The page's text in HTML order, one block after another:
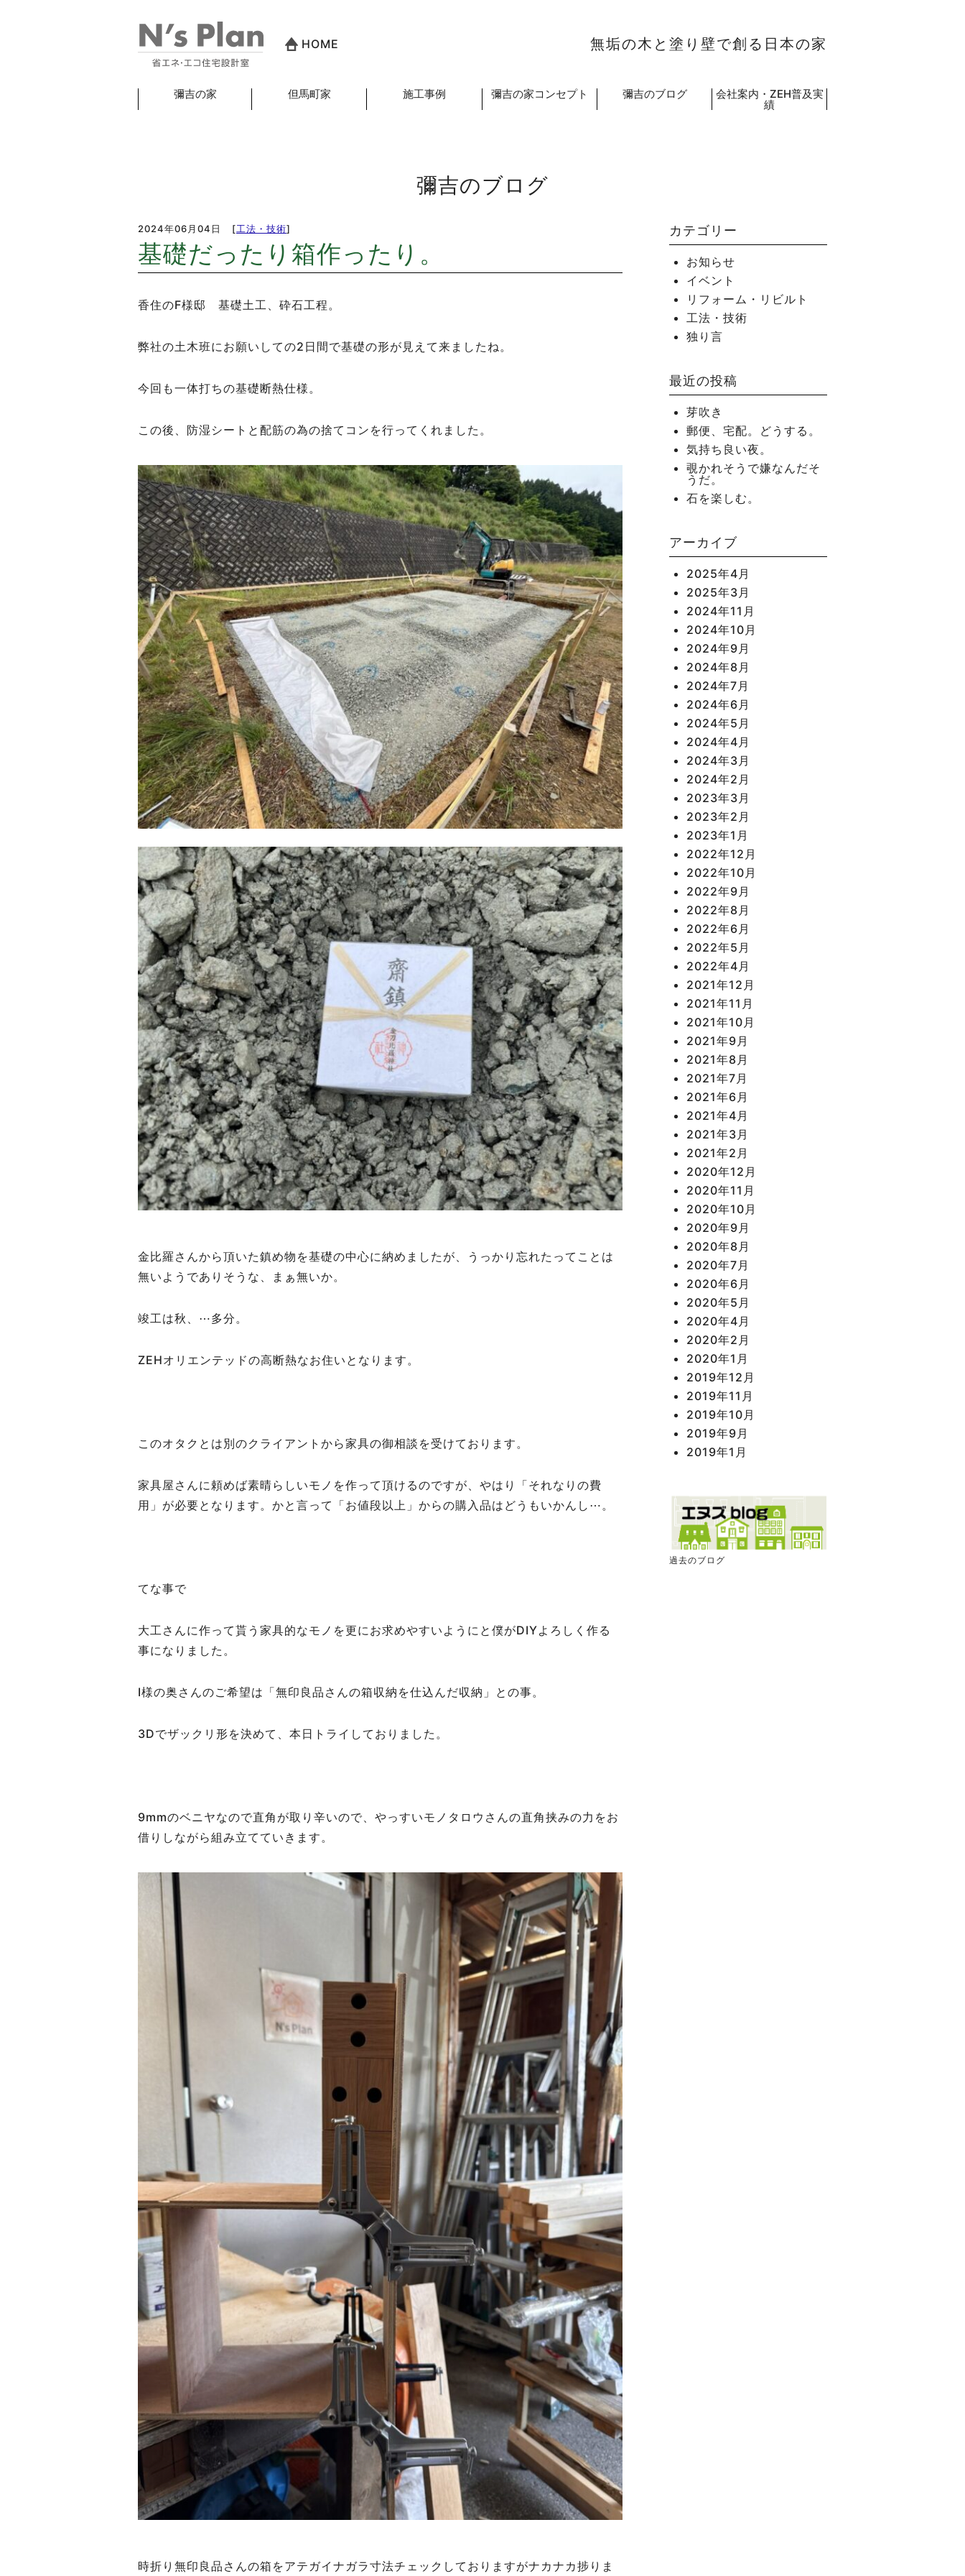
HOME 無垢の木と塗り壁で創る日本の家
彌吉の家 但馬町家 施工事例 彌吉の家コンセプト 彌吉のブログ 会社案内・ZEH普及実
績
彌吉のブログ
2024年06月04日 [工法・技術]
基礎だったり箱作ったり。
香住のF様邸 基礎土工、砕石工程。
弊社の土木班にお願いしての2日間で基礎の形が見えて来ましたね。
今回も一体打ちの基礎断熱仕様。
この後、防湿シートと配筋の為の捨てコンを行ってくれました。
金比羅さんから頂いた鎮め物を基礎の中心に納めましたが、うっかり忘れたってことは
無いようでありそうな、まぁ無いか。
竣工は秋、⋯多分。
ZEHオリエンテッドの高断熱なお住いとなります。
このオタクとは別のクライアントから家具の御相談を受けております。
家具屋さんに頼めば素晴らしいモノを作って頂けるのですが、やはり「それなりの費
用」が必要となります。かと言って「お値段以上」からの購入品はどうもいかんし⋯。
てな事で
大工さんに作って貰う家具的なモノを更にお求めやすいようにと僕がDIYよろしく作る
事になりました。
I様の奥さんのご希望は「無印良品さんの箱収納を仕込んだ収納」との事。
3Dでザックリ形を決めて、本日トライしておりました。
9mmのベニヤなので直角が取り辛いので、やっすいモノタロウさんの直角挟みの力をお
借りしながら組み立てていきます。
時折り無印良品さんの箱をアテガイナガラ寸法チェックしておりますがナカナカ捗りま
カテゴリー
お知らせ
イベント
リフォーム・リビルト
工法・技術
独り言
最近の投稿
芽吹き
郵便、宅配。どうする。
気持ち良い夜。
覗かれそうで嫌なんだそ
うだ。
石を楽しむ。
アーカイブ
2025年4月
2025年3月
2024年11月
2024年10月
2024年9月
2024年8月
2024年7月
2024年6月
2024年5月
2024年4月
2024年3月
2024年2月
2023年3月
2023年2月
2023年1月
2022年12月
2022年10月
2022年9月
2022年8月
2022年6月
2022年5月
2022年4月
2021年12月
2021年11月
2021年10月
2021年9月
2021年8月
2021年7月
2021年6月
2021年4月
2021年3月
2021年2月
2020年12月
2020年11月
2020年10月
2020年9月
2020年8月
2020年7月
2020年6月
2020年5月
2020年4月
2020年2月
2020年1月
2019年12月
2019年11月
2019年10月
2019年9月
2019年1月
過去のブログ